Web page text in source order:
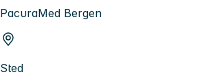
PacuraMed Bergen
Sted